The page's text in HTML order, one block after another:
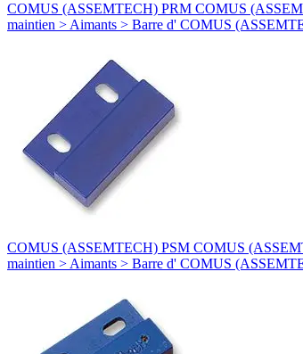
COMUS (ASSEMTECH) PRM COMUS
maintien > Aimants > Barre d' COMUS
COMUS (ASSEMTECH) PSM COMUS
maintien > Aimants > Barre d' COMUS